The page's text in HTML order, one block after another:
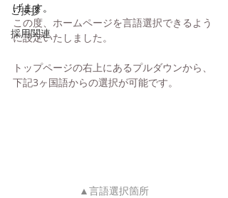
ご挨拶
採用関連
げます。
この度、ホームページを言語選択できるよう
に設定いたしました。
トップページの右上にあるプルダウンから、
下記3ヶ国語からの選択が可能です。
▲言語選択箇所